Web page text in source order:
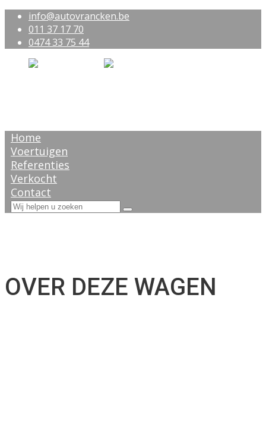
info@autovrancken.be
011 37 17 70
0474 33 75 44
Home
Voertuigen
Referenties
Verkocht
Contact
OVER DEZE WAGEN